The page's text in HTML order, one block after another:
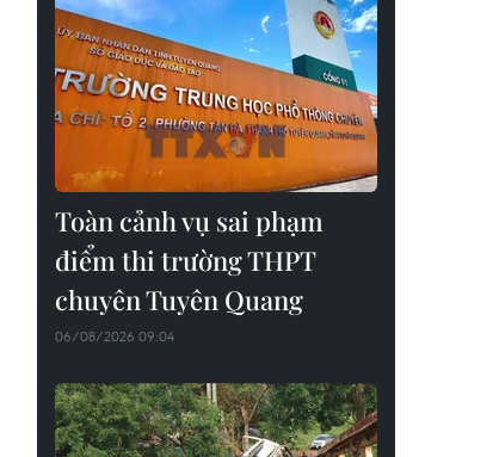
Toàn cảnh vụ sai phạm
điểm thi trường THPT
chuyên Tuyên Quang
06/08/2026 09:04